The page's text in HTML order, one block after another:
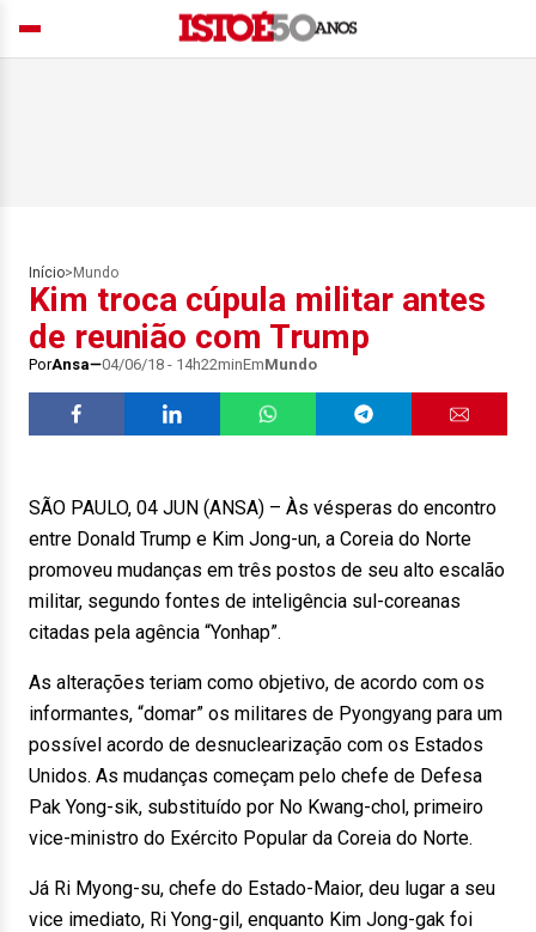
Início> Mundo
Kim troca cúpula militar antes
de reunião com Trump
PorAnsa 04/06/18 - 14h22minEmMundo
SÃO PAULO, 04 JUN (ANSA) – Às vésperas do encontro
entre Donald Trump e Kim Jong-un, a Coreia do Norte
promoveu mudanças em três postos de seu alto escalão
militar, segundo fontes de inteligência sul-coreanas
citadas pela agência “Yonhap”.
As alterações teriam como objetivo, de acordo com os
informantes, “domar” os militares de Pyongyang para um
possível acordo de desnuclearização com os Estados
Unidos. As mudanças começam pelo chefe de Defesa
Pak Yong-sik, substituído por No Kwang-chol, primeiro
vice-ministro do Exército Popular da Coreia do Norte.
Já Ri Myong-su, chefe do Estado-Maior, deu lugar a seu
vice imediato, Ri Yong-gil, enquanto Kim Jong-gak foi